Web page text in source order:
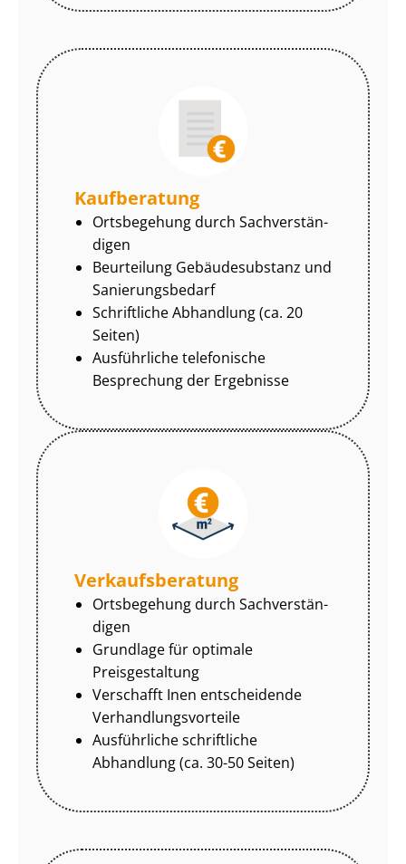
Kaufberatung
Ortsbegehung durch Sach­ver­stän­
di­gen
Beurteilung Gebäudesubstanz und
Sa­nie­rungs­be­darf
Schriftliche Abhandlung (ca. 20
Seiten)
Ausführliche telefonische
Besprechung der Ergebnisse
Ver­kaufs­be­ra­tung
Ortsbegehung durch Sach­ver­stän­
di­gen
Grundlage für optimale
Preisgestaltung
Verschafft Inen entscheidende
Ver­hand­lungs­vor­tei­le
Ausführliche schriftliche
Abhandlung (ca. 30-50 Seiten)